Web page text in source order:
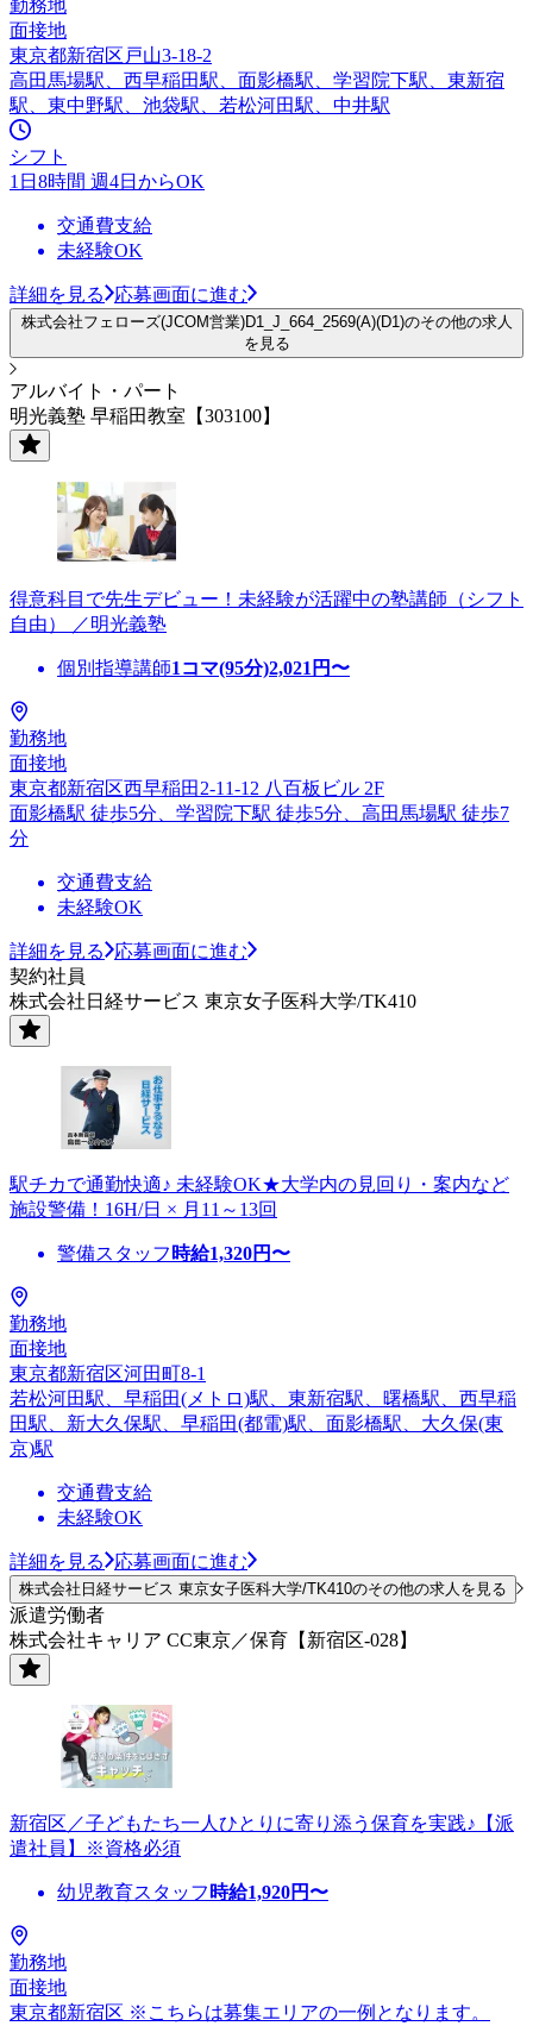
勤務地
面接地
東京都新宿区戸山3-18-2
高田馬場駅、西早稲田駅、面影橋駅、学習院下駅、東新宿
駅、東中野駅、池袋駅、若松河田駅、中井駅
シフト
1日8時間 週4日からOK
交通費支給
未経験OK
詳細を見る 応募画面に進む
株式会社フェローズ(JCOM営業)D1_J_664_2569(A)(D1)のその他の求人
を見る
アルバイト・パート
明光義塾 早稲田教室【303100】
得意科目で先生デビュー！未経験が活躍中の塾講師（シフト
自由） ／明光義塾
個別指導講師1コマ(95分)2,021 円〜
勤務地
面接地
東京都新宿区西早稲田2-11-12 八百板ビル 2F
面影橋駅 徒歩5分、学習院下駅 徒歩5分、高田馬場駅 徒歩7
分
交通費支給
未経験OK
詳細を見る
応募画面に進む
契約社員
株式会社日経サービス 東京女子医科大学/TK410
駅チカで通勤快適♪ 未経験OK★大学内の見回り・案内など
施設警備！16H/日 × 月11～13回
警備スタッフ 時給1,320円〜
勤務地
面接地
東京都新宿区河田町8-1
若松河田駅、早稲田(メトロ)駅、東新宿駅、曙橋駅、西早稲
田駅、新大久保駅、早稲田(都電)駅、面影橋駅、大久保(東
京)駅
交通費支給
未経験OK
詳細を見る 応募画面に進む
株式会社日経サービス 東京女子医科大学/TK410のその他の求人を見る
派遣労働者
株式会社キャリア CC東京／保育【新宿区-028】
新宿区／子どもたち一人ひとりに寄り添う保育を実践♪【派
遣社員】※資格必須
幼児教育スタッフ 時給1,920円〜
勤務地
面接地
東京都新宿区 ※こちらは募集エリアの一例となります。